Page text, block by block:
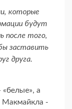
которые
будут
после того,
заставить
друга.
а
Макмайкла -